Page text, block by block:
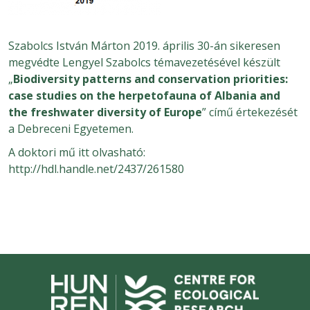
Szabolcs István Márton 2019. április 30-án sikeresen
megvédte Lengyel Szabolcs témavezetésével készült
„Biodiversity patterns and conservation priorities:
case studies on the herpetofauna of Albania and
the freshwater diversity of Europe” című értekezését
a Debreceni Egyetemen.
A doktori mű itt olvasható:
http://hdl.handle.net/2437/261580